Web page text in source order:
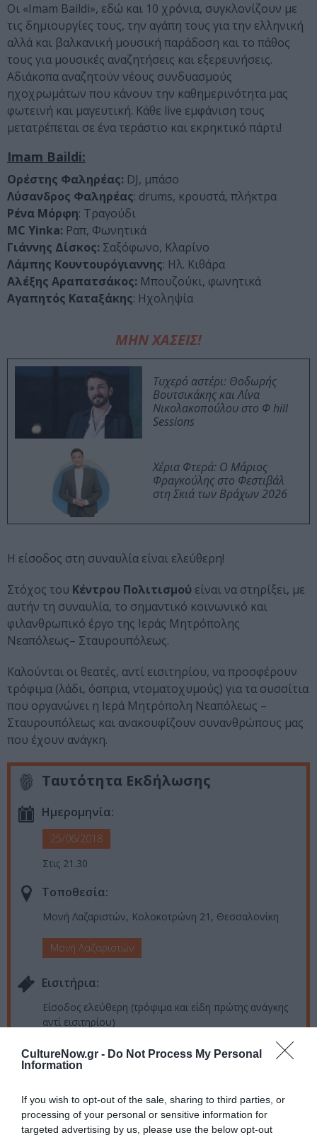
CultureNow.gr - Do Not Process My Personal
Information
If you wish to opt-out of the sale, sharing to third parties, or
processing of your personal or sensitive information for
targeted advertising by us, please use the below opt-out
Οι «Imam Baildi», εδώ και 10 χρόνια, συγκλονίζουν με
τις δημιουργίες τους, την αγάπη τους για την ελληνική
αλλά και βαλκανική μουσική παράδοση και το πάθος
τους για μουσικές αναζητήσεις και εξερευνήσεις.
Αδιάκοπα αναζητούν νέους συνδυασμούς
ηχοχρωμάτων που κάνουν την καθημερινότητα μας
φωτεινή και μαγευτική. Κάθε live εμφάνιση τους
μετατρέπεται σε ένα τεράστιο και εκρηκτικό πάρτι!
Imam Baildi:
Ορέστης Φαληρέας: DJ, μπάσο
Λύσανδρος Φαληρέας: drums, κρουστά, πλήκτρα
Ρένα Μόρφη: Τραγούδι
MC Yinka: Ραπ, Φωνητικά
Γιάννης Δίσκος: Σαξόφωνο, Κλαρίνο
Λάμπης Κουντουρόγιαννης: Ηλ. Κιθάρα
Αλέξης Αραπατσάκος: Μπουζούκι, φωνητικά
Αγαπητός Καταξάκης: Ηχοληψία
ΜΗΝ ΧΑΣΕΙΣ!
Τυχερό αστέρι: Θοδωρής
Βουτσικάκης και Λίνα
Νικολακοπούλου στο Φ hill
Sessions
Χέρια Φτερά: Ο Μάριος
Φραγκούλης στο Φεστιβάλ
στη Σκιά των Βράχων 2026
Η είσοδος στη συναυλία είναι ελεύθερη!
Στόχος του Κέντρου Πολιτισμού είναι να στηρίξει, με
αυτήν τη συναυλία, το σημαντικό κοινωνικό και
φιλανθρωπικό έργο της Ιεράς Μητρόπολης
Νεαπόλεως– Σταυρουπόλεως.
Καλούνται οι θεατές, αντί εισιτηρίου, να προσφέρουν
τρόφιμα (λάδι, όσπρια, ντοματοχυμούς) για τα συσσίτια
που οργανώνει η Ιερά Μητρόπολη Νεαπόλεως –
Σταυρουπόλεως και ανακουφίζουν συνανθρώπους μας
που έχουν ανάγκη.
Ταυτότητα Εκδήλωσης
Ημερομηνία:
25/06/2018
Στις 21.30
Τοποθεσία:
Μονή Λαζαριστών, Κολοκοτρώνη 21, Θεσσαλονίκη
Μονή Λαζαριστών
Eισιτήρια:
Είσοδος ελεύθερη (τρόφιμα και είδη πρώτης ανάγκης
αντί εισιτηρίου)
Προπώληση:
Ακολουθήστε το Culturenow.gr στοGoogle News